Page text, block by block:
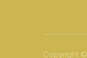
Copyright ©